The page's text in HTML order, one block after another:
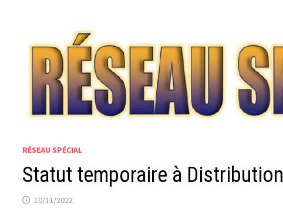
RÉSEAU SPÉCIAL
Statut temporaire à Distribution
10/11/2022